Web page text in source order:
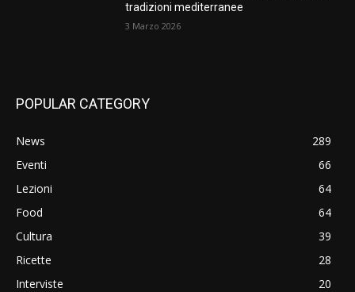
tradizioni mediterranee
3 Marzo 2026
POPULAR CATEGORY
News
289
Eventi
66
Lezioni
64
Food
64
Cultura
39
Ricette
28
Interviste
20